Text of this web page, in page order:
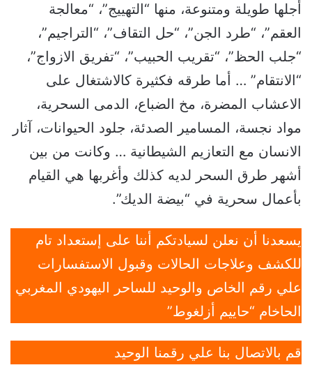
أجلها طويلة ومتنوعة، منها “التهييج”، “معالجة
العقم”، “طرد الجن”، “حل التقاف”، “التراجيم”،
“جلب الحظ”، “تقريب الحبيب”، “تفريق الازواج”،
“الانتقام” … أما طرقه فكثيرة كالاشتغال على
الاعشاب المضرة، مخ الضباع، الدمى السحرية،
مواد نجسة، المسامير الصدئة، جلود الحيوانات، آثار
الانسان مع التعازيم الشيطانية … وكانت من بين
أشهر طرق السحر لديه كذلك وأغربها هي القيام
بأعمال سحرية في “بيضة الديك”.
يسعدنا أن نعلن لسيادتكم أننا على إستعداد تام
للكشف وعلاجات الحالات وقبول الاستفسارات
علي رقم الخاص والوحيد للساحر اليهودي المغربي
الحاخام “حاييم أزلغوط”
قم بالاتصال بنا علي رقمنا الوحيد